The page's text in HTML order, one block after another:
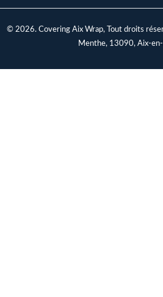
© 2026. Covering Aix Wrap, Tout droits
Menthe, 13090, Aix-